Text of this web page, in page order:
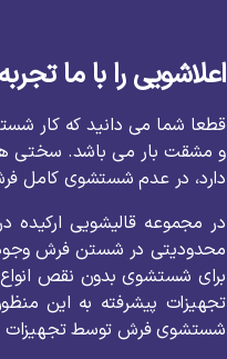
اعلاشویی را با ما
قطعا شما می دانید که کار
و مشقت بار می باشد. سختی
دارد، در عدم شستشوی کامل
در مجموعه قالیشویی ارکیده در
محدودیتی در شستن فرش
برای شستشوی بدون نقص انواع
تجهیزات پیشرفته به این منظور
شستشویفرش توسطتجهیزات